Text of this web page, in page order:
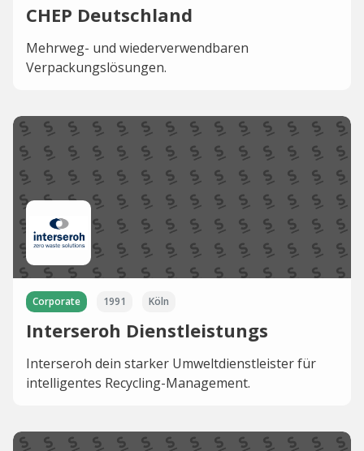
CHEP Deutschland
Mehrweg- und wiederverwendbaren
Verpackungslösungen.
Corporate 1991 Köln
Interseroh Dienstleistungs
Interseroh dein starker Umweltdienstleister für
intelligentes Recycling-Management.